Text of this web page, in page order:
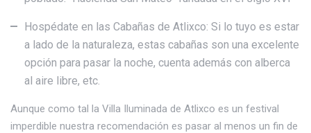
Hospédate en las Cabañas de Atlixco: Si lo tuyo es estar
a lado de la naturaleza, estas cabañas son una excelente
opción para pasar la noche, cuenta además con alberca
al aire libre, etc.
Aunque como tal la Villa Iluminada de Atlixco es un festival
imperdible nuestra recomendación es pasar al menos un fin de